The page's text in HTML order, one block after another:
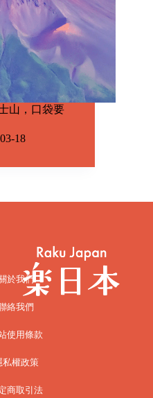
山，口袋要
18
於我們
絡我們
使用條款
私權政策
商取引法